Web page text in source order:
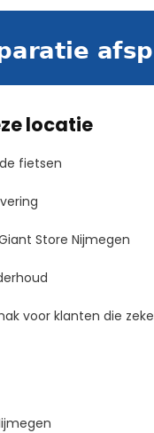
locatie
fietsen
Store Nijmegen
voor klanten die